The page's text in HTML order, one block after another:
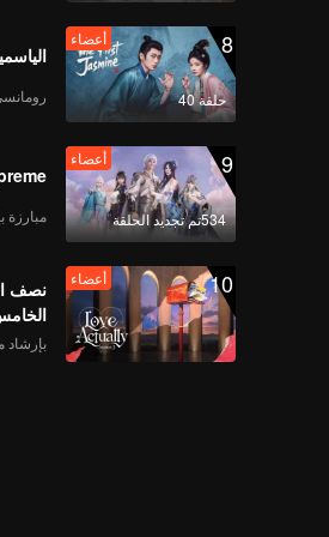
أعضاء
أعضاء
外
版
8
حلقة 40
أعضاء
9
534تم تجديد الحلقة
أعضاء
10 أعضاء
نصف
بإرشاد